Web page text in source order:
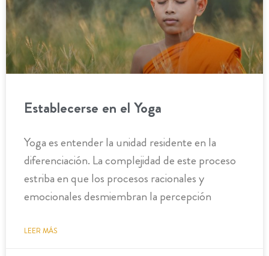
Establecerse en el Yoga
Yoga es entender la unidad residente en la
diferenciación. La complejidad de este proceso
estriba en que los procesos racionales y
emocionales desmiembran la percepción
LEER MÁS